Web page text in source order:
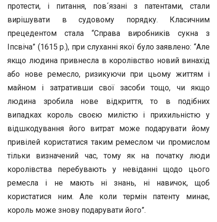
протести, і питання, пов´язані з патентами, стали
вирішувати в судовому порядку. Класичним
прецедентом стала “Справа виробників сукна з
Іпсвіча” (1615 р.), при слуханні якої було заявлено: “Але
якщо людина привнесла в королівство новий винахід
або нове ремесло, ризикуючи при цьому життям і
майном і затративши свої засоби тощо, чи якщо
людина зробила нове відкриття, то в подібних
випадках король своєю милістю і прихильністю у
відшкодування його витрат може подарувати йому
привілей користатися таким ремеслом чи промислом
тільки визначений час, тому як на початку люди
королівства перебувають у невіданні щодо цього
ремесла і не мають ні знань, ні навичок, щоб
користатися ним. Але коли термін патенту минає,
король може знову подарувати його”.